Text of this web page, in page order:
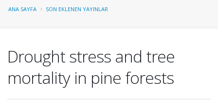
ANA SAYFA SON EKLENEN YAYINLAR
Drought stress and tree
mortality in pine forests